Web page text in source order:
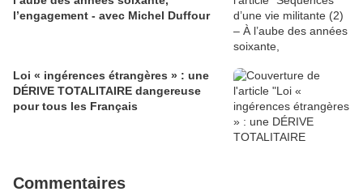
l’engagement - avec Michel Duffour
Loi « ingérences étrangères » : une
DÉRIVE TOTALITAIRE dangereuse
pour tous les Français
Commentaires